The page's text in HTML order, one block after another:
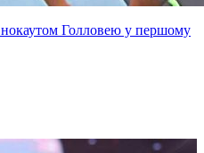
Голловею у першому